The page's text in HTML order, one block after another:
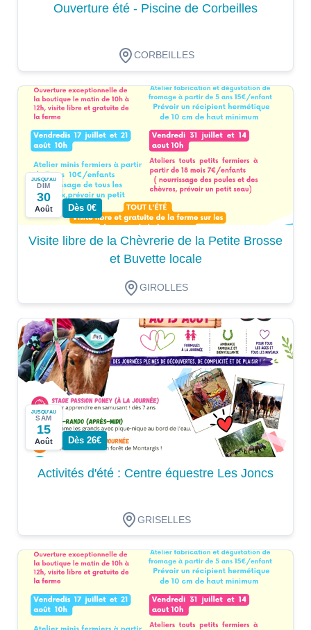
Ouverture été - Piscine de Corbeilles
CORBEILLES
JUSQU'AU
DIM
30
Août Dès 0€
Visite libre de la Chèvrerie de la Petite Brosse
et Buvette locale
GIROLLES
JUSQU'AU
SAM
15
Août Dès 26€
Activités d'été : Centre équestre Les Joncs
GRISELLES